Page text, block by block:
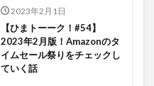
2023年2月1日
【ひまトーーク！#54】
2023年2月版！Amazonのタ
イムセール祭りをチェックし
ていく話